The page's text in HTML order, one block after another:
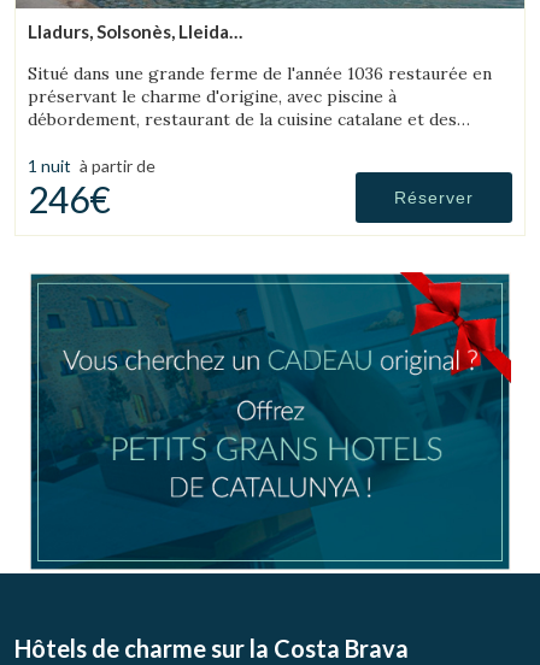
Lladurs, Solsonès, Lleida
Situé dans une grande ferme de l'année 1036 restaurée en
préservant le charme d'origine, avec piscine à
débordement, restaurant de la cuisine catalane et des
confort d'un hôtel de luxe.
1 nuit à partir de
246€ Réserver
Hôtels de charme sur la Costa Brava